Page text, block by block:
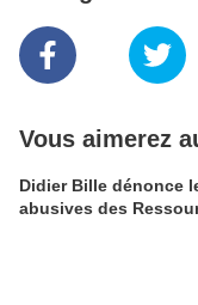
Vous aimerez
Didier Bille dénonce
abusives des